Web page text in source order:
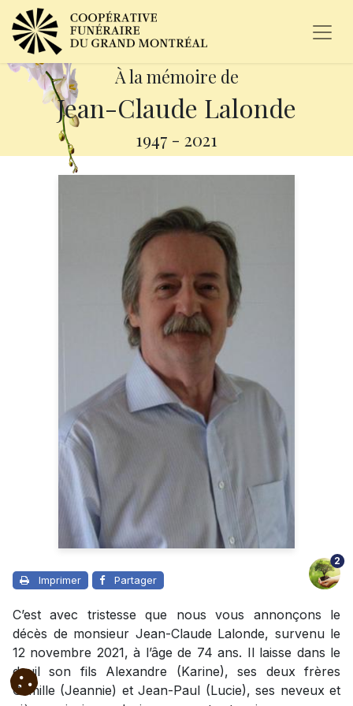
À la mémoire de
Jean-Claude Lalonde
1947 - 2021
Imprimer Partager
2
C’est avec tristesse que nous vous annonçons le
décès de monsieur Jean-Claude Lalonde, survenu le
12 novembre 2021, à l’âge de 74 ans. Il laisse dans le
deuil son fils Alexandre (Karine), ses deux frères
Camille (Jeannie) et Jean-Paul (Lucie), ses neveux et